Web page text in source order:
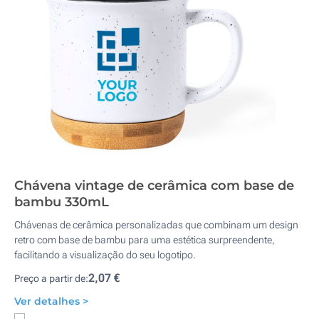
Chávena vintage de cerâmica com base de
bambu 330mL
Chávenas de cerâmica personalizadas que combinam um design
retro com base de bambu para uma estética surpreendente,
facilitando a visualização do seu logotipo.
Preço a partir de:2,07 €
Ver detalhes >